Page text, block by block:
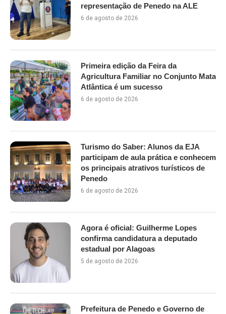
representação de Penedo na ALE
6 de agosto de 2026
Primeira edição da Feira da
Agricultura Familiar no Conjunto Mata
Atlântica é um sucesso
6 de agosto de 2026
Turismo do Saber: Alunos da EJA
participam de aula prática e conhecem
os principais atrativos turísticos de
Penedo
6 de agosto de 2026
Agora é oficial: Guilherme Lopes
confirma candidatura a deputado
estadual por Alagoas
5 de agosto de 2026
Prefeitura de Penedo e Governo de